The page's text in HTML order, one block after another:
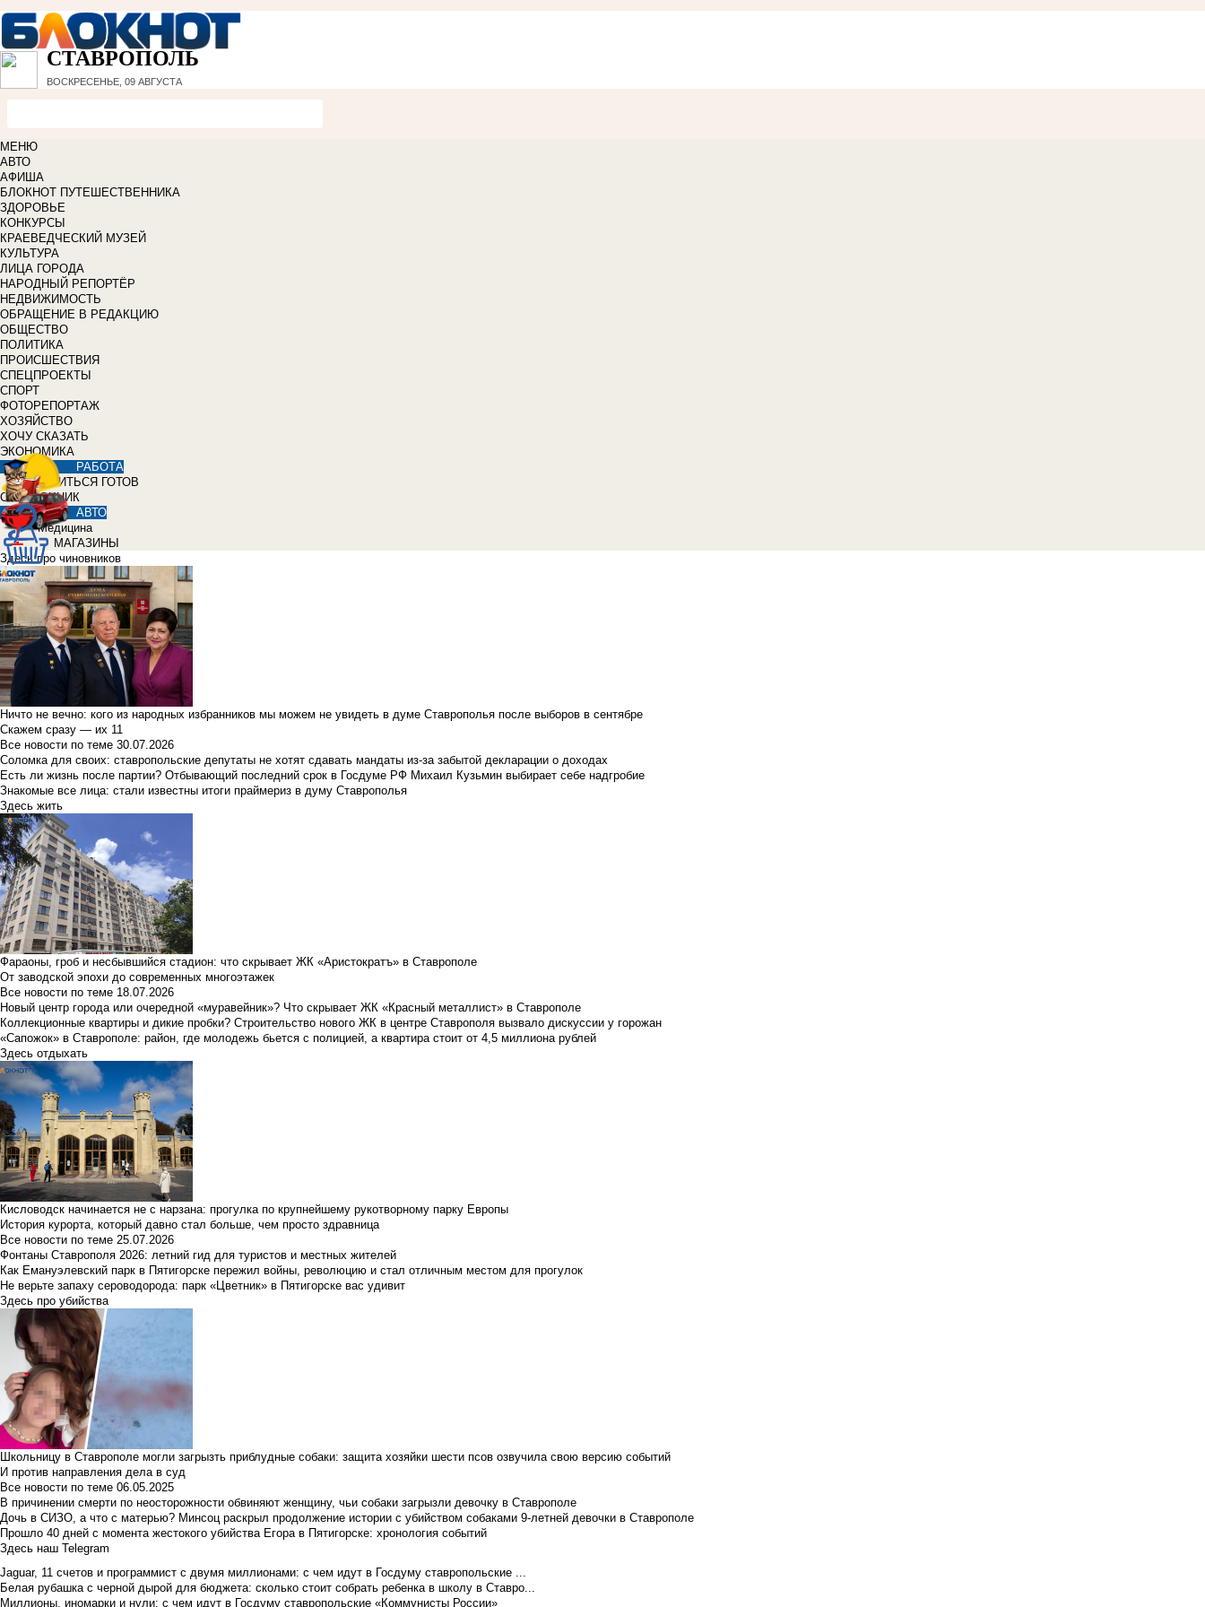
СТАВРОПОЛЬ
ВОСКРЕСЕНЬЕ, 09 АВГУСТА
МЕНЮ
АВТО
АФИША
БЛОКНОТ ПУТЕШЕСТВЕННИКА
ЗДОРОВЬЕ
КОНКУРСЫ
КРАЕВЕДЧЕСКИЙ МУЗЕЙ
КУЛЬТУРА
ЛИЦА ГОРОДА
НАРОДНЫЙ РЕПОРТЁР
НЕДВИЖИМОСТЬ
ОБРАЩЕНИЕ В РЕДАКЦИЮ
ОБЩЕСТВО
ПОЛИТИКА
ПРОИСШЕСТВИЯ
СПЕЦПРОЕКТЫ
СПОРТ
ФОТОРЕПОРТАЖ
ХОЗЯЙСТВО
ХОЧУ СКАЗАТЬ
ЭКОНОМИКА
РАБОТА
УЧИТЬСЯ ГОТОВ
СПРАВОЧНИК
АВТО
Медицина
МАГАЗИНЫ
Здесь про чиновников
Ничто не вечно: кого из народных избранников мы можем не увидеть в думе Ставрополья после выборов в сентябре
Скажем сразу — их 11
Все новости по теме 30.07.2026
Соломка для своих: ставропольские депутаты не хотят сдавать мандаты из-за забытой декларации о доходах
Есть ли жизнь после партии? Отбывающий последний срок в Госдуме РФ Михаил Кузьмин выбирает себе надгробие
Знакомые все лица: стали известны итоги праймериз в думу Ставрополья
Здесь жить
Фараоны, гроб и несбывшийся стадион: что скрывает ЖК «Аристократъ» в Ставрополе
От заводской эпохи до современных многоэтажек
Все новости по теме 18.07.2026
Новый центр города или очередной «муравейник»? Что скрывает ЖК «Красный металлист» в Ставрополе
Коллекционные квартиры и дикие пробки? Строительство нового ЖК в центре Ставрополя вызвало дискуссии у горожан
«Сапожок» в Ставрополе: район, где молодежь бьется с полицией, а квартира стоит от 4,5 миллиона рублей
Здесь отдыхать
Кисловодск начинается не с нарзана: прогулка по крупнейшему рукотворному парку Европы
История курорта, который давно стал больше, чем просто здравница
Все новости по теме 25.07.2026
Фонтаны Ставрополя 2026: летний гид для туристов и местных жителей
Как Емануэлевский парк в Пятигорске пережил войны, революцию и стал отличным местом для прогулок
Не верьте запаху сероводорода: парк «Цветник» в Пятигорске вас удивит
Здесь про убийства
Школьницу в Ставрополе могли загрызть приблудные собаки: защита хозяйки шести псов озвучила свою версию событий
И против направления дела в суд
Все новости по теме 06.05.2025
В причинении смерти по неосторожности обвиняют женщину, чьи собаки загрызли девочку в Ставрополе
Дочь в СИЗО, а что с матерью? Минсоц раскрыл продолжение истории с убийством собаками 9-летней девочки в Ставрополе
Прошло 40 дней с момента жестокого убийства Егора в Пятигорске: хронология событий
Здесь наш Telegram
Jaguar, 11 счетов и программист с двумя миллионами: с чем идут в Госдуму ставропольские ...
Белая рубашка с черной дырой для бюджета: сколько стоит собрать ребенка в школу в Ставро...
Миллионы, иномарки и нули: с чем идут в Госдуму ставропольские «Коммунисты России»